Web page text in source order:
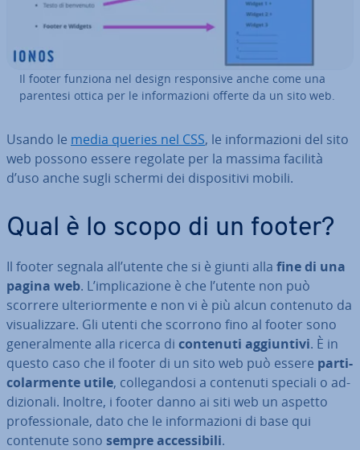
Il footer funziona nel design re­spon­si­ve anche come una
parentesi ottica per le in­for­ma­zio­ni offerte da un sito web.
Usando le media queries nel CSS, le in­for­ma­zio­ni del sito
web possono essere regolate per la massima facilità
d’uso anche sugli schermi dei di­spo­si­ti­vi mobili.
Qual è lo scopo di un footer?
Il footer segnala all’utente che si è giunti alla fine di una
pagina web. L’im­pli­ca­zio­ne è che l’utente non può
scorrere ul­te­rior­men­te e non vi è più alcun contenuto da
vi­sua­liz­za­re. Gli utenti che scorrono fino al footer sono
ge­ne­ral­men­te alla ricerca di contenuti ag­giun­ti­vi. È in
questo caso che il footer di un sito web può essere par­ti­
co­lar­men­te utile, col­le­gan­do­si a contenuti speciali o ad­
di­zio­na­li. Inoltre, i footer danno ai siti web un aspetto
pro­fes­sio­na­le, dato che le in­for­ma­zio­ni di base qui
contenute sono sempre ac­ces­si­bi­li.